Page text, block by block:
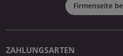
Firmenseite
ZAHLUNGSARTEN